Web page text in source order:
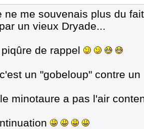
ne me souvenais plus du
un vieux Dryade...
de rappel
un "gobeloup" contre un
minotaure a pas l'air